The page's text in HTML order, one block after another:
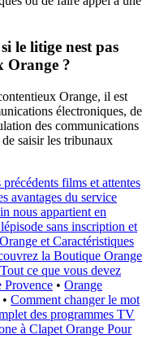
le litige nest pas
Orange ?
Orange, il est
électroniques, de
des communications
saisir les tribunaux
films et attentes
avantages du service
nous appartient en
sans inscription et
et Caractéristiques
la Boutique Orange
ce que vous devez
Provence • Orange
• Comment changer le mot
des programmes TV
à Clapet Orange Pour